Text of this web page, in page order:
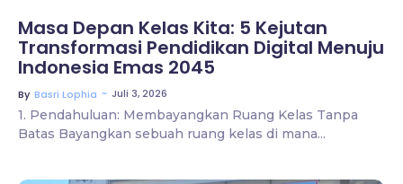
Masa Depan Kelas Kita: 5 Kejutan
Transformasi Pendidikan Digital Menuju
Indonesia Emas 2045
By Basri Lophia ~ Juli 3, 2026
1. Pendahuluan: Membayangkan Ruang Kelas Tanpa
Batas Bayangkan sebuah ruang kelas di mana...